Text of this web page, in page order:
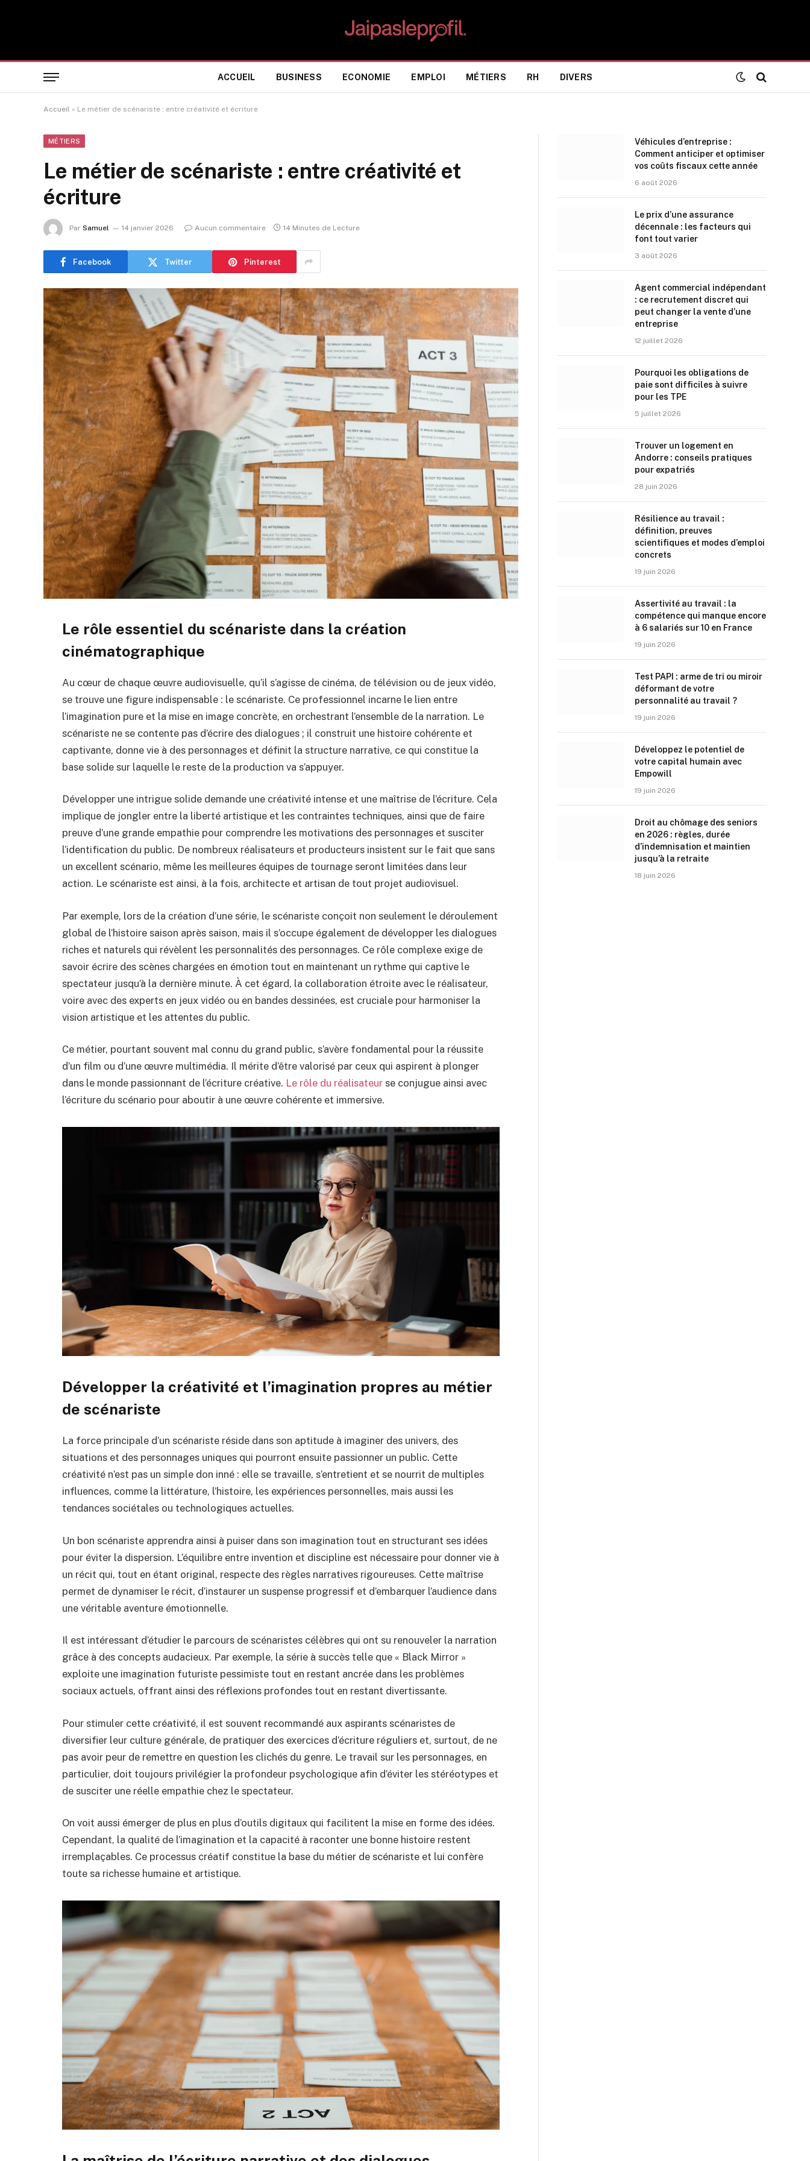
ACCUEIL BUSINESS ECONOMIE EMPLOI MÉTIERS RH DIVERS
Accueil » Le métier de scénariste : entre créativité et écriture
MÉTIERS
Le métier de scénariste : entre créativité et
écriture
Par Samuel 14 janvier 2026 Aucun commentaire 14 Minutes de Lecture
Facebook Twitter Pinterest
Le rôle essentiel du scénariste dans la création
cinématographique
Au cœur de chaque œuvre audiovisuelle, qu’il s’agisse de cinéma, de télévision ou de jeux vidéo,
se trouve une figure indispensable : le scénariste. Ce professionnel incarne le lien entre
l’imagination pure et la mise en image concrète, en orchestrant l’ensemble de la narration. Le
scénariste ne se contente pas d’écrire des dialogues ; il construit une histoire cohérente et
captivante, donne vie à des personnages et définit la structure narrative, ce qui constitue la
base solide sur laquelle le reste de la production va s’appuyer.
Développer une intrigue solide demande une créativité intense et une maîtrise de l’écriture. Cela
implique de jongler entre la liberté artistique et les contraintes techniques, ainsi que de faire
preuve d’une grande empathie pour comprendre les motivations des personnages et susciter
l’identification du public. De nombreux réalisateurs et producteurs insistent sur le fait que sans
un excellent scénario, même les meilleures équipes de tournage seront limitées dans leur
action. Le scénariste est ainsi, à la fois, architecte et artisan de tout projet audiovisuel.
Par exemple, lors de la création d’une série, le scénariste conçoit non seulement le déroulement
global de l’histoire saison après saison, mais il s’occupe également de développer les dialogues
riches et naturels qui révèlent les personnalités des personnages. Ce rôle complexe exige de
savoir écrire des scènes chargées en émotion tout en maintenant un rythme qui captive le
spectateur jusqu’à la dernière minute. À cet égard, la collaboration étroite avec le réalisateur,
voire avec des experts en jeux vidéo ou en bandes dessinées, est cruciale pour harmoniser la
vision artistique et les attentes du public.
Ce métier, pourtant souvent mal connu du grand public, s’avère fondamental pour la réussite
d’un film ou d’une œuvre multimédia. Il mérite d’être valorisé par ceux qui aspirent à plonger
dans le monde passionnant de l’écriture créative. Le rôle du réalisateur se conjugue ainsi avec
l’écriture du scénario pour aboutir à une œuvre cohérente et immersive.
Développer la créativité et l’imagination propres au métier
de scénariste
La force principale d’un scénariste réside dans son aptitude à imaginer des univers, des
situations et des personnages uniques qui pourront ensuite passionner un public. Cette
créativité n’est pas un simple don inné : elle se travaille, s’entretient et se nourrit de multiples
influences, comme la littérature, l’histoire, les expériences personnelles, mais aussi les
tendances sociétales ou technologiques actuelles.
Un bon scénariste apprendra ainsi à puiser dans son imagination tout en structurant ses idées
pour éviter la dispersion. L’équilibre entre invention et discipline est nécessaire pour donner vie à
un récit qui, tout en étant original, respecte des règles narratives rigoureuses. Cette maîtrise
permet de dynamiser le récit, d’instaurer un suspense progressif et d’embarquer l’audience dans
une véritable aventure émotionnelle.
Il est intéressant d’étudier le parcours de scénaristes célèbres qui ont su renouveler la narration
grâce à des concepts audacieux. Par exemple, la série à succès telle que « Black Mirror »
exploite une imagination futuriste pessimiste tout en restant ancrée dans les problèmes
sociaux actuels, offrant ainsi des réflexions profondes tout en restant divertissante.
Pour stimuler cette créativité, il est souvent recommandé aux aspirants scénaristes de
diversifier leur culture générale, de pratiquer des exercices d’écriture réguliers et, surtout, de ne
pas avoir peur de remettre en question les clichés du genre. Le travail sur les personnages, en
particulier, doit toujours privilégier la profondeur psychologique afin d’éviter les stéréotypes et
de susciter une réelle empathie chez le spectateur.
On voit aussi émerger de plus en plus d’outils digitaux qui facilitent la mise en forme des idées.
Cependant, la qualité de l’imagination et la capacité à raconter une bonne histoire restent
irremplaçables. Ce processus créatif constitue la base du métier de scénariste et lui confère
toute sa richesse humaine et artistique.
Véhicules d’entreprise :
Comment anticiper et optimiser
vos coûts fiscaux cette année
6 août 2026
Le prix d’une assurance
décennale : les facteurs qui
font tout varier
3 août 2026
Agent commercial indépendant
: ce recrutement discret qui
peut changer la vente d’une
entreprise
12 juillet 2026
Pourquoi les obligations de
paie sont difficiles à suivre
pour les TPE
5 juillet 2026
Trouver un logement en
Andorre : conseils pratiques
pour expatriés
28 juin 2026
Résilience au travail :
définition, preuves
scientifiques et modes d’emploi
concrets
19 juin 2026
Assertivité au travail : la
compétence qui manque encore
à 6 salariés sur 10 en France
19 juin 2026
Test PAPI : arme de tri ou miroir
déformant de votre
personnalité au travail ?
19 juin 2026
Développez le potentiel de
votre capital humain avec
Empowill
19 juin 2026
Droit au chômage des seniors
en 2026 : règles, durée
d’indemnisation et maintien
jusqu’à la retraite
18 juin 2026